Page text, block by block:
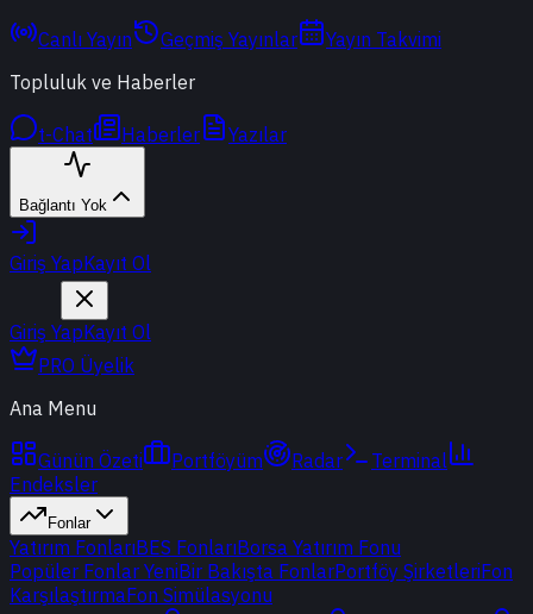
Canlı Yayın Geçmiş Yayınlar
Yayın Takvimi
Topluluk ve Haberler
t-Chat Haberler Yazılar
Bağlantı Yok
Giriş YapKayıt Ol
Giriş YapKayıt Ol
PRO Üyelik
Ana Menu
Günün Özeti Portföyüm Radar
Terminal
Endeksler
Fonlar
Yatırım FonlarıBES FonlarıBorsa Yatırım Fonu
Popüler Fonlar YeniBir Bakışta FonlarPortföy ŞirketleriFon
KarşılaştırmaFon Simülasyonu